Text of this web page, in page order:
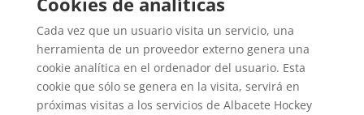
Cada vez que un usuario visita un servicio, una
herramienta de un proveedor externo genera una
cookie analítica en el ordenador del usuario. Esta
cookie que sólo se genera en la visita, servirá en
próximas visitas a los servicios de Albacete Hockey